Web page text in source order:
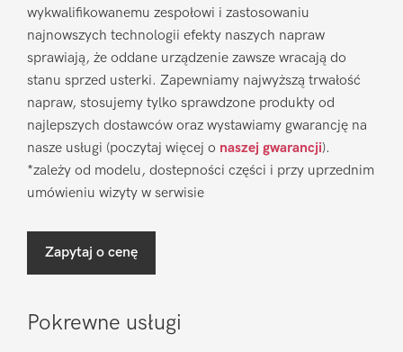
wykwalifikowanemu zespołowi i zastosowaniu
najnowszych technologii efekty naszych napraw
sprawiają, że oddane urządzenie zawsze wracają do
stanu sprzed usterki. Zapewniamy najwyższą trwałość
napraw, stosujemy tylko sprawdzone produkty od
najlepszych dostawców oraz wystawiamy gwarancję na
nasze usługi (poczytaj więcej o naszej gwarancji).
*zależy od modelu, dostepności części i przy uprzednim
umówieniu wizyty w serwisie
Zapytaj o cenę
Pokrewne usługi